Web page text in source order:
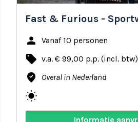
Fast & Furious -
person Vanaf 10 personen
local_offer v.a. € 99,00 p.p. (incl. btw)
where_to_vote Overal in Nederland
wb_sunny
Informatie